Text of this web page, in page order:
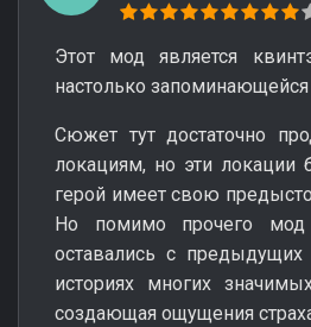
Этот мод является
настолько
Сюжет тут достаточно
локациям, но эти локации
герой имеет свою
Но помимо прочего мод
оставались с
историях многих
создающая ощущения